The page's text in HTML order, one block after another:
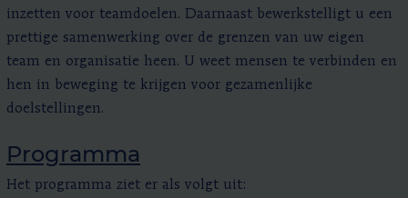
inzetten voor teamdoelen. Daarnaast bewerkstelligt u een
prettige samenwerking over de grenzen van uw eigen
team en organisatie heen. U weet mensen te verbinden en
hen in beweging te krijgen voor gezamenlijke
doelstellingen.
Programma
Het programma ziet er als volgt uit: